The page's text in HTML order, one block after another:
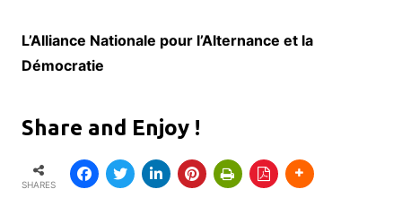
L’Alliance Nationale pour l’Alternance et la
Démocratie
Share and Enjoy !
SHARES